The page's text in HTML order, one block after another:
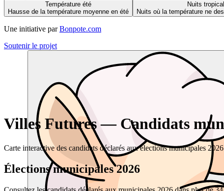
Température été
Hausse de la température moyenne en été
Nuits
Nuits où la température ne
Une initiative par Bonpote.com
Soutenir le projet
Villes Futures — Candidats
Carte interactive des candidats déclarés aux élections municipales
Élections municipales 2026